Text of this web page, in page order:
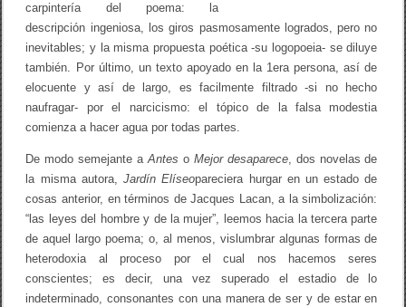
carpintería del poema: la
descripción ingeniosa, los giros pasmosamente logrados, pero no
inevitables; y la misma propuesta poética -su logopoeia- se diluye
también. Por último, un texto apoyado en la 1era persona, así de
elocuente y así de largo, es facilmente filtrado -si no hecho
naufragar- por el narcicismo: el tópico de la falsa modestia
comienza a hacer agua por todas partes.
De modo semejante aAntes o Mejor desaparece, dos novelas de
la misma autora,Jardín Elíseopareciera hurgar en un estado de
cosas anterior, en términos de Jacques Lacan, a la simbolización:
“las leyes del hombre y de la mujer”, leemos hacia la tercera parte
de aquel largo poema; o, al menos, vislumbrar algunas formas de
heterodoxia al proceso por el cual nos hacemos seres
conscientes; es decir, una vez superado el estadio de lo
indeterminado, consonantes con una manera de ser y de estar en